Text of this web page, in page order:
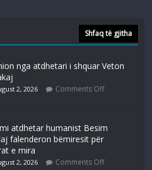
Shfaq të gjitha
nga atdhetari i shquar Veton
2, 2026 Comments Off
atdhetar humanist Besim
falenderon bëmiresit për
e mira
2, 2026 Comments Off